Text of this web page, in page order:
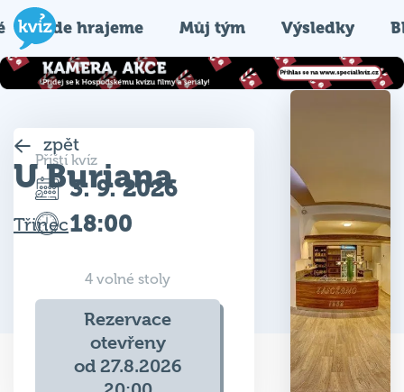
Kde hrajeme Můj tým Výsledky
zpět
U Buriana
Třinec
Příští kvíz
3. 9. 2026
Rezervace
otevřeny
od 27.8.2026
20:00